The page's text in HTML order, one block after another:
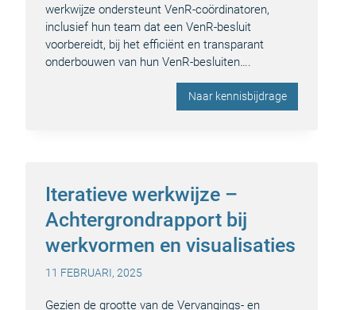
werkwijze ondersteunt VenR-coördinatoren,
inclusief hun team dat een VenR-besluit
voorbereidt, bij het efficiënt en transparant
onderbouwen van hun VenR-besluiten….
Naar kennisbijdrage
Iteratieve werkwijze –
Achtergrondrapport bij
werkvormen en visualisaties
11 FEBRUARI, 2025
Gezien de grootte van de Vervangings- en